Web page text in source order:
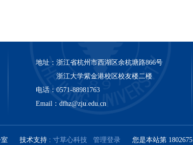
地址： 浙江省杭州市西湖区余杭塘路866号
浙江大学紫金港校区校友楼二楼
电话： 0571-88981763
Email： dfhz@zju.edu.cn
技术支持 : 寸草心科技 管理登录 您是本站第 1802675